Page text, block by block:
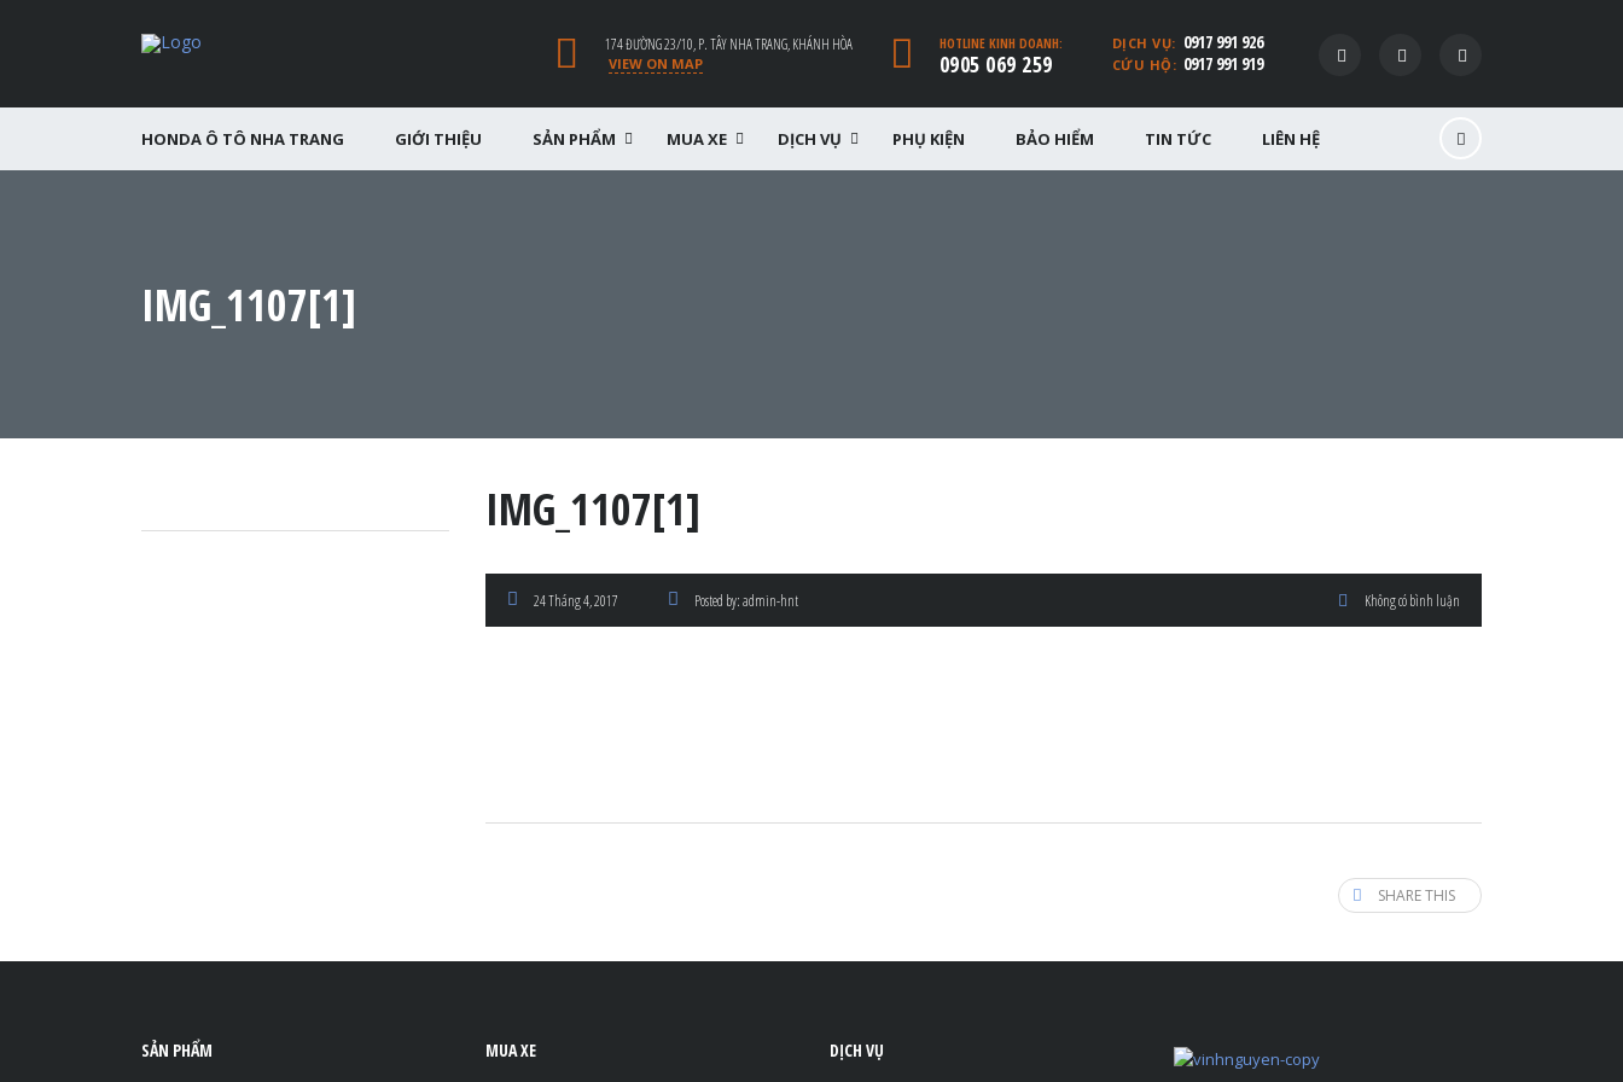
DỊCH VỤ: 0917 991 926
CỨU HỘ: 0917 991 919
HOTLINE KINH DOANH:
0905 069 259
174 ĐƯỜNG 23/10, P. TÂY NHA TRANG, KHÁNH HÒA
VIEW ON MAP
HONDA Ô TÔ NHA TRANG GIỚI THIỆU SẢN PHẨM MUA XE DỊCH VỤ PHỤ KIỆN BẢO HIỂM TIN TỨC LIÊN HỆ
IMG_1107[1]
IMG_1107[1]
24 Tháng 4, 2017 Posted by:admin-hnt Không có bình luận
SHARE THIS
SẢN PHẨM
MUA XE
DỊCH VỤ